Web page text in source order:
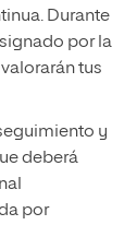
Durante
por la
tus
y
deberá
por